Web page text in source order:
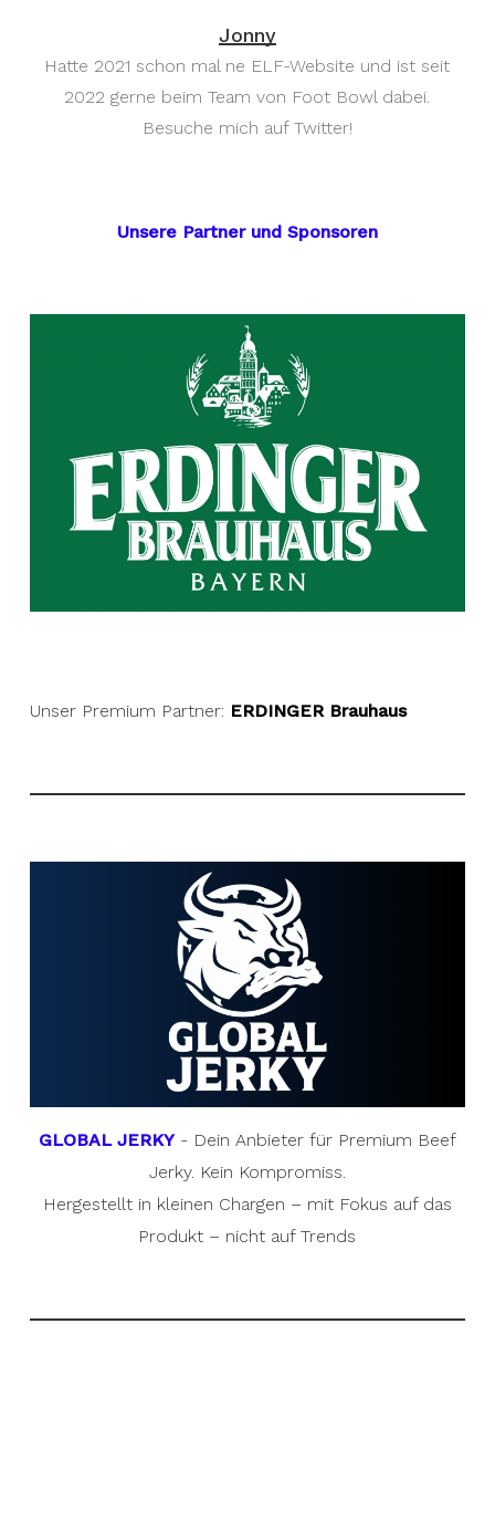
Jonny
Hatte 2021 schon mal ne ELF-Website und ist seit
2022 gerne beim Team von Foot Bowl dabei.
Besuche mich auf Twitter!
Unsere Partner und Sponsoren
Unser Premium Partner: ERDINGER Brauhaus
GLOBAL JERKY- Dein Anbieter für Premium Beef
Jerky. Kein Kompromiss.
Hergestellt in kleinen Chargen – mit Fokus auf das
Produkt – nicht auf Trends